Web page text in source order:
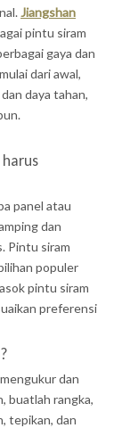
Jiangshan
pintu siram
gaya dan
dari awal,
daya tahan,
panel atau
dan
Pintu siram
populer
pintu siram
preferensi
dan
buatlah rangka,
tepikan, dan